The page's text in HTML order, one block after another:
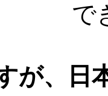
で
が、日